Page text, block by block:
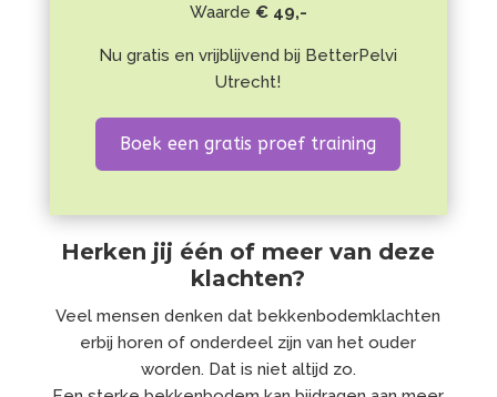
Waarde € 49,-
Nu gratis en vrijblijvend bij BetterPelvi
Utrecht!
Boek een gratis proef training
Herken jij één of meer van deze
klachten?
Veel mensen denken dat bekkenbodemklachten
erbij horen of onderdeel zijn van het ouder
worden. Dat is niet altijd zo.